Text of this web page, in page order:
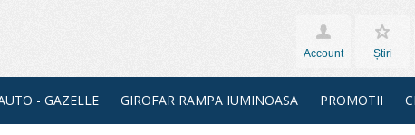
Account
Știri
- GAZELLE GIROFAR RAMPA IUMINOASA PROMOTII